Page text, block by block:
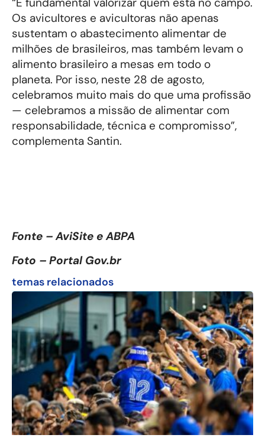
Os avicultores e avicultoras não apenas
sustentam o abastecimento alimentar de
milhões de brasileiros, mas também levam o
alimento brasileiro a mesas em todo o
planeta. Por isso, neste 28 de agosto,
celebramos muito mais do que uma profissão
— celebramos a missão de alimentar com
responsabilidade, técnica e compromisso”,
complementa Santin.
Fonte – AviSite e ABPA
Foto – Portal Gov.br
temas relacionados